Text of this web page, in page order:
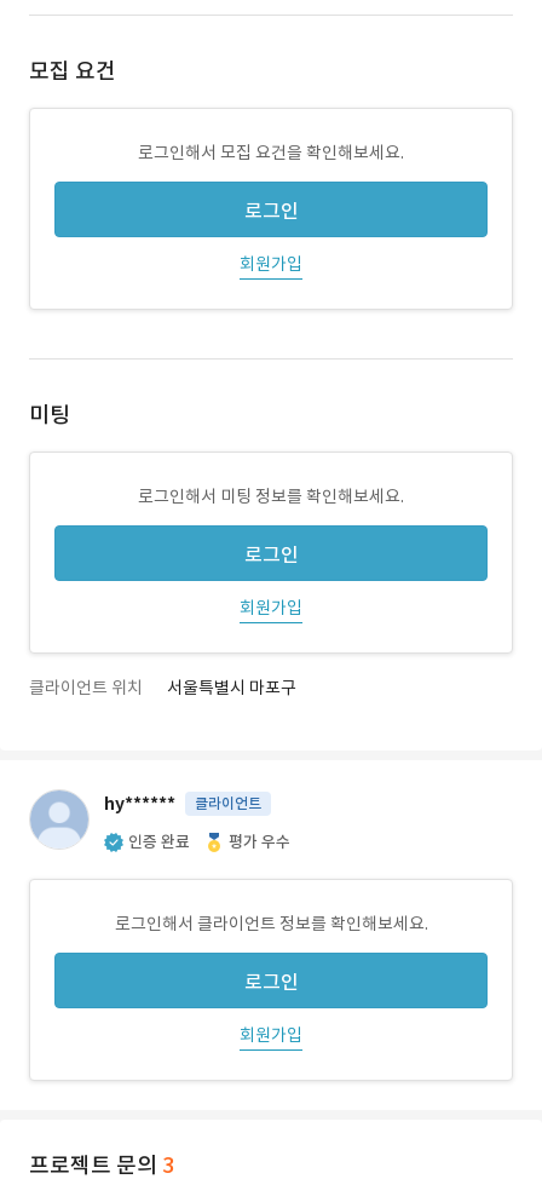
모집 요건
로그인해서 모집 요건을 확인해보세요.
로그인
회원가입
미팅
로그인해서 미팅 정보를 확인해보세요.
로그인
회원가입
클라이언트 위치 서울특별시 마포구
hy****** 클라이언트
인증 완료 평가 우수
로그인해서 클라이언트 정보를 확인해보세요.
로그인
회원가입
프로젝트 문의 3